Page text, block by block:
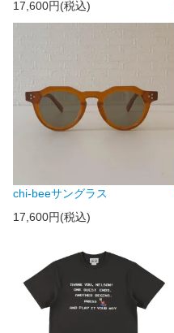
17,600円(税込)
chi-beeサングラス
17,600円(税込)